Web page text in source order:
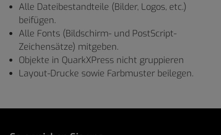
Alle Dateibestandteile (Bilder, Logos, etc.)
beifügen.
Alle Fonts (Bildschirm- und PostScript-
Zeichensätze) mitgeben.
Objekte in QuarkXPress nicht gruppieren
Layout-Drucke sowie Farbmuster beilegen.